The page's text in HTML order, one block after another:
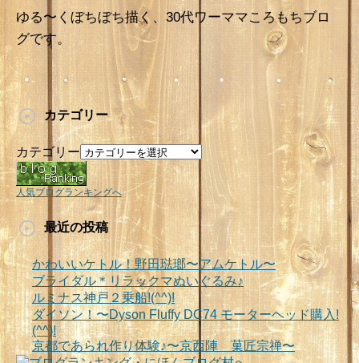
ゆる〜くぼちぼち描く、30代ワーママころもちブロ
グです。
カテゴリー
カテゴリー
人気ブログランキングへ
最近の投稿
かわいいケトル！野田琺瑯〜アムケトル〜
ブライダル＊リラックマぬいぐるみ♪
ルミナス神戸２乗船!(^^)!
ダイソン！〜Dyson Fluffy DC74 モーターヘッド購入!
(^^)!
京都であられ作り体験♪〜京西陣 菓匠宗禅〜